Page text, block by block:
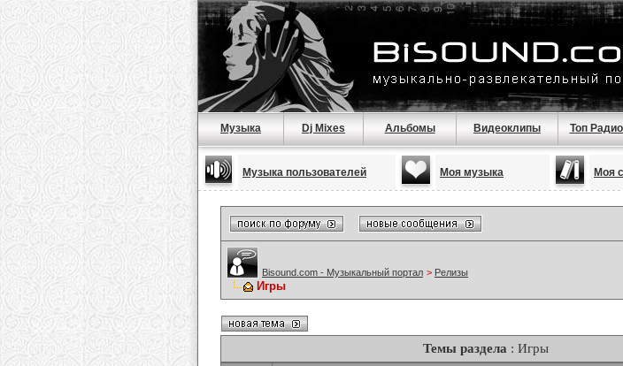
Музыка Dj Mixes Альбомы Видеоклипы Топ Радио
Музыка пользователей Моя музыка Моя
Bisound.com - Музыкальный портал > Релизы
Игры
Темы раздела : Игры